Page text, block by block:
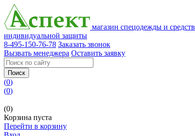
магазин спецодежды и средств
индивидуальной защиты
8-495-150-76-78 Заказать звонок
Вызвать менеджера Оставить заявку
Поиск
(0)
(0)
(0)
Корзина пуста
Перейти в корзину